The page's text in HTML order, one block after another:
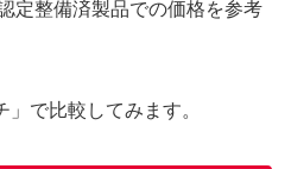
定整備済製品での価格を参考
で比較してみます。